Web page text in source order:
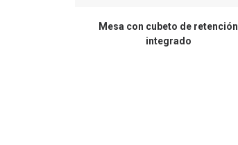
Mesa con cubeto de retención
integrado